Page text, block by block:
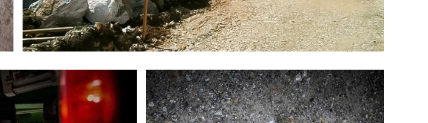
/ DATENSCHUTZ
| Gewerbestraße 1 | 8184 ANGER